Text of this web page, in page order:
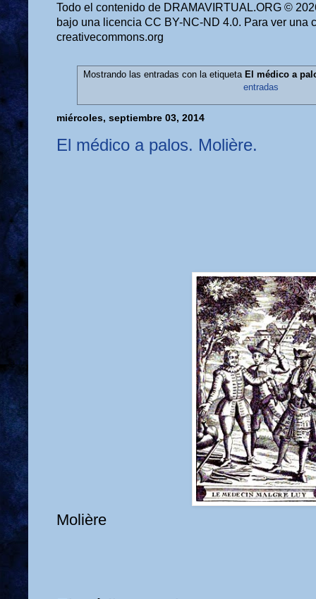
Todo el contenido de DRAMAVIRTUAL.ORG ©
bajo una licencia CC BY-NC-ND 4.0. Para ver una
creativecommons.org
Mostrando las entradas con la etiqueta El médico a
entradas
miércoles, septiembre 03, 2014
El médico a palos. Molière.
Molière